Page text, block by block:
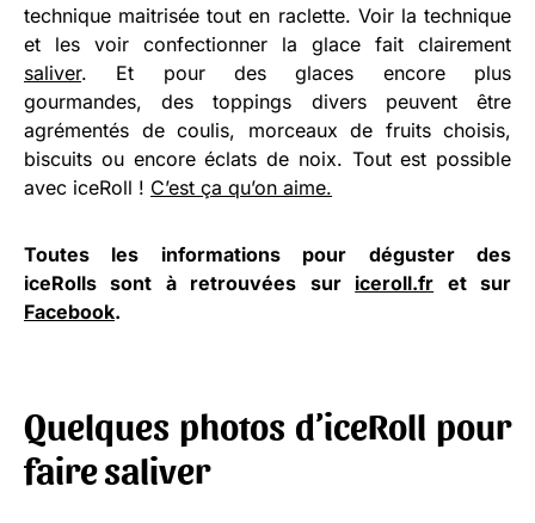
technique maitrisée tout en raclette. Voir la technique
et les voir confectionner la glace fait clairement
saliver. Et pour des glaces encore plus
gourmandes, des toppings divers peuvent être
agrémentés de coulis, morceaux de fruits choisis,
biscuits ou encore éclats de noix. Tout est possible
avec iceRoll ! C’est ça qu’on aime.
Toutes les informations pour déguster des
iceRolls sont à retrouvées sur iceroll.fr et sur
Facebook.
Quelques photos d’iceRoll pour
faire saliver